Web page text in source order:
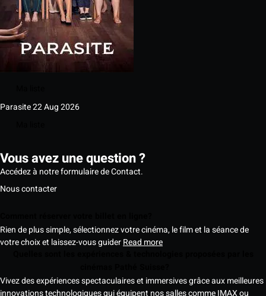
Parasite22 Aug 2026
Vous avez une question ?
Accédez à notre formulaire de Contact.
Nous contacter
Rien de plus simple, sélectionnez votre cinéma, le film et la séance de
votre choix et laissez-vous guiderRead more
Vivez des expériences spectaculaires et immersives grâce aux meilleures
innovations technologiques qui équipent nos salles comme IMAX ou